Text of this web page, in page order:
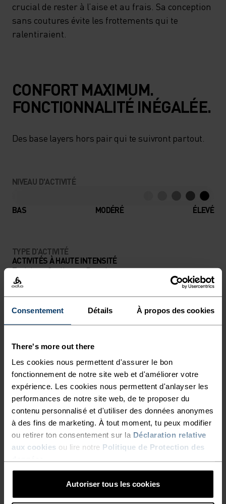
Consentement Détails À propos des cookies
There's more out there
Les cookies nous permettent d'assurer le bon
fonctionnement de notre site web et d'améliorer votre
expérience. Les cookies nous permettent d'anlayser les
performances de notre site web, de te proposer du
contenu personnalisé et d'utiliser des données anonymes
à des fins de marketing. À tout moment, tu peux modifier
ou retirer ton consentement sur la Déclaration relative
aux cookies ou lire notre Politique de Protection des
Autoriser tous les cookies
crucial de rester à l’aise et au frais. Sa conception
sans coutures évite les frottements qui te
ralentiraient.
CONFORT MAXIMUM.
FONCTIONNALITÉ INÉGALÉE.
Des base layers hors pair qui te suivront partout.
NIVEAU D'ACTIVITÉ
BAS MODÉRÉ ÉLEVÉ
TYPE D’ACTIVITÉ
ACTIVITÉS À HAUTE INTENSITÉ
Training - Cyclisme - Running
CARACTÉRISTIQUES DES MATIÈRES
excellent transfert d'humidité, aide à réguler la
température corporelle, sèche plus rapidement que les
fibres naturelles et offre une plus grande durabilité.
SYSTÈME DE CONTRÔLE DE LA TEMPÉRATURE
X-LIGHT
Vêtements de sport et sous-vêtements
fonctionnels, hautement performants et
confortables, qui maintiennent le corps au frais